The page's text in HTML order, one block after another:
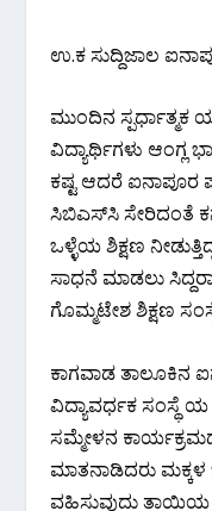
ಉ.ಕ ಸುದ್ದಿಜಾಲ
ಮುಂದಿನ ಸ್ಪರ್ಧಾತ್ಮಕ
ವಿದ್ಯಾರ್ಥಿಗಳು ಆಂಗ್ಲ
ಕಷ್ಟ ಆದರೆ ಐನಾಪೂರ
ಸಿಬಿಎಸ್‌ಸಿ ಸೇರಿದಂತೆ
ಒಳ್ಳೆಯ ಶಿಕ್ಷಣ
ಸಾಧನೆ ಮಾಡಲು
ಗೊಮ್ಮಟೇಶ ಶಿಕ್ಷಣ
ಕಾಗವಾಡ ತಾಲೂಕಿನ
ವಿದ್ಯಾವರ್ಧಕ ಸಂಸ್ಥೆ
ಸಮ್ಮೇಳನ
ಮಾತನಾಡಿದರು
ವಹಿಸುವುದು ತಾಯಿಯ